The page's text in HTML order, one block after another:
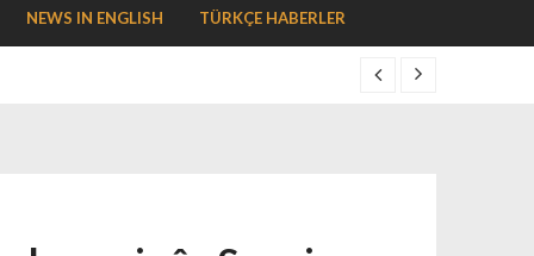
NEWS IN ENGLISH TÜRKÇE HABERLER